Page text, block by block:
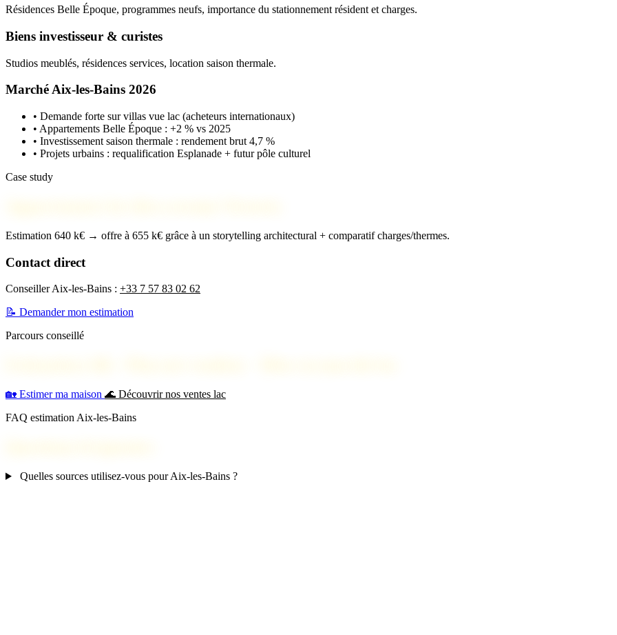
Résidences Belle Époque, programmes neufs, importance du stationnement résident et charges.
Biens investisseur & curistes
Studios meublés, résidences services, location saison thermale.
Marché Aix-les-Bains 2026
• Demande forte sur villas vue lac (acheteurs internationaux)
• Appartements Belle Époque : +2 % vs 2025
• Investissement saison thermale : rendement brut 4,7 %
• Projets urbains : requalification Esplanade + futur pôle culturel
Case study
Estimation 640 k€ → offre à 655 k€ grâce à un storytelling architectural + comparatif charges/thermes.
Contact direct
Conseiller Aix-les-Bains : +33 7 57 83 02 62
📝 Demander mon estimation
Parcours conseillé
🏡 Estimer ma maison 🌊 Découvrir nos ventes lac
FAQ estimation Aix-les-Bains
Quelles sources utilisez-vous pour Aix-les-Bains ?